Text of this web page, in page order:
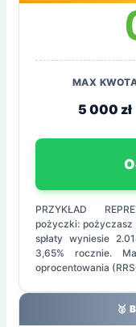
MAX
5 000 zł
PRZYKŁAD
pożyczki: pożyczasz
spłaty wyniesie
3,65% rocznie.
oprocentowania
🥈